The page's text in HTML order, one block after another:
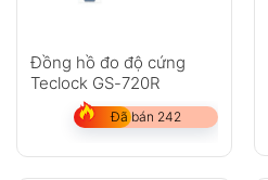
Đồng hồ đo độ cứng
Teclock GS-720R
Đã bán 242